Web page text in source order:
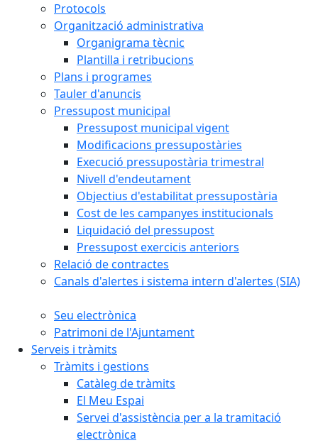
Protocols
Organització administrativa
Organigrama tècnic
Plantilla i retribucions
Plans i programes
Tauler d'anuncis
Pressupost municipal
Pressupost municipal vigent
Modificacions pressupostàries
Execució pressupostària trimestral
Nivell d'endeutament
Objectius d'estabilitat pressupostària
Cost de les campanyes institucionals
Liquidació del pressupost
Pressupost exercicis anteriors
Relació de contractes
Canals d'alertes i sistema intern d'alertes (SIA)
Seu electrònica
Patrimoni de l'Ajuntament
Serveis i tràmits
Tràmits i gestions
Catàleg de tràmits
El Meu Espai
Servei d'assistència per a la tramitació
electrònica